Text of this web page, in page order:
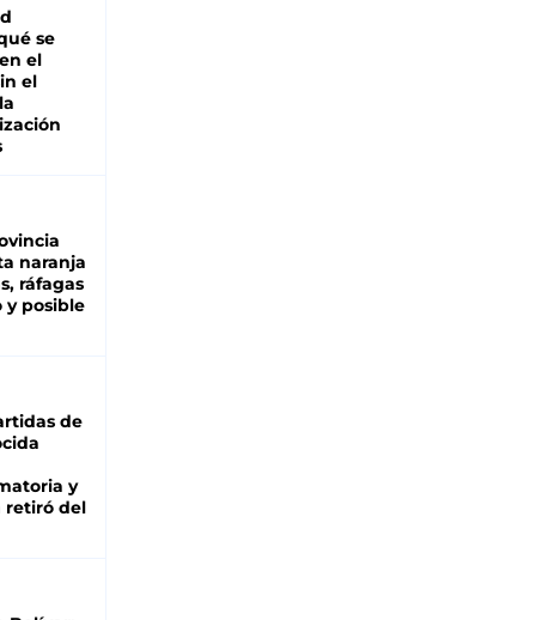
se
el
el
naranja
ráfagas
y posible
de
y
retiró del